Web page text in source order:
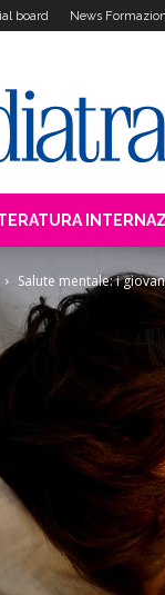
board News
Salute mentale: i